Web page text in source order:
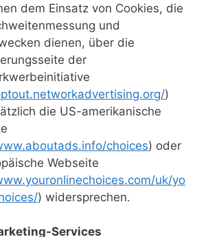
dem Einsatz von Cookies, die
und
dienen, über die
der
)
die US-amerikanische
choices) oder
Webseite
uk/yo
) widersprechen.
Services